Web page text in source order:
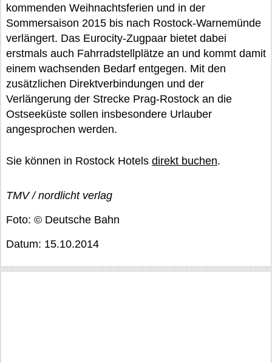
kommenden Weihnachtsferien und in der
Sommersaison 2015 bis nach Rostock-Warnemünde
verlängert. Das Eurocity-Zugpaar bietet dabei
erstmals auch Fahrradstellplätze an und kommt damit
einem wachsenden Bedarf entgegen. Mit den
zusätzlichen Direktverbindungen und der
Verlängerung der Strecke Prag-Rostock an die
Ostseeküste sollen insbesondere Urlauber
angesprochen werden.
Sie können in Rostock Hotels direkt buchen.
TMV / nordlicht verlag
Foto: © Deutsche Bahn
Datum: 15.10.2014